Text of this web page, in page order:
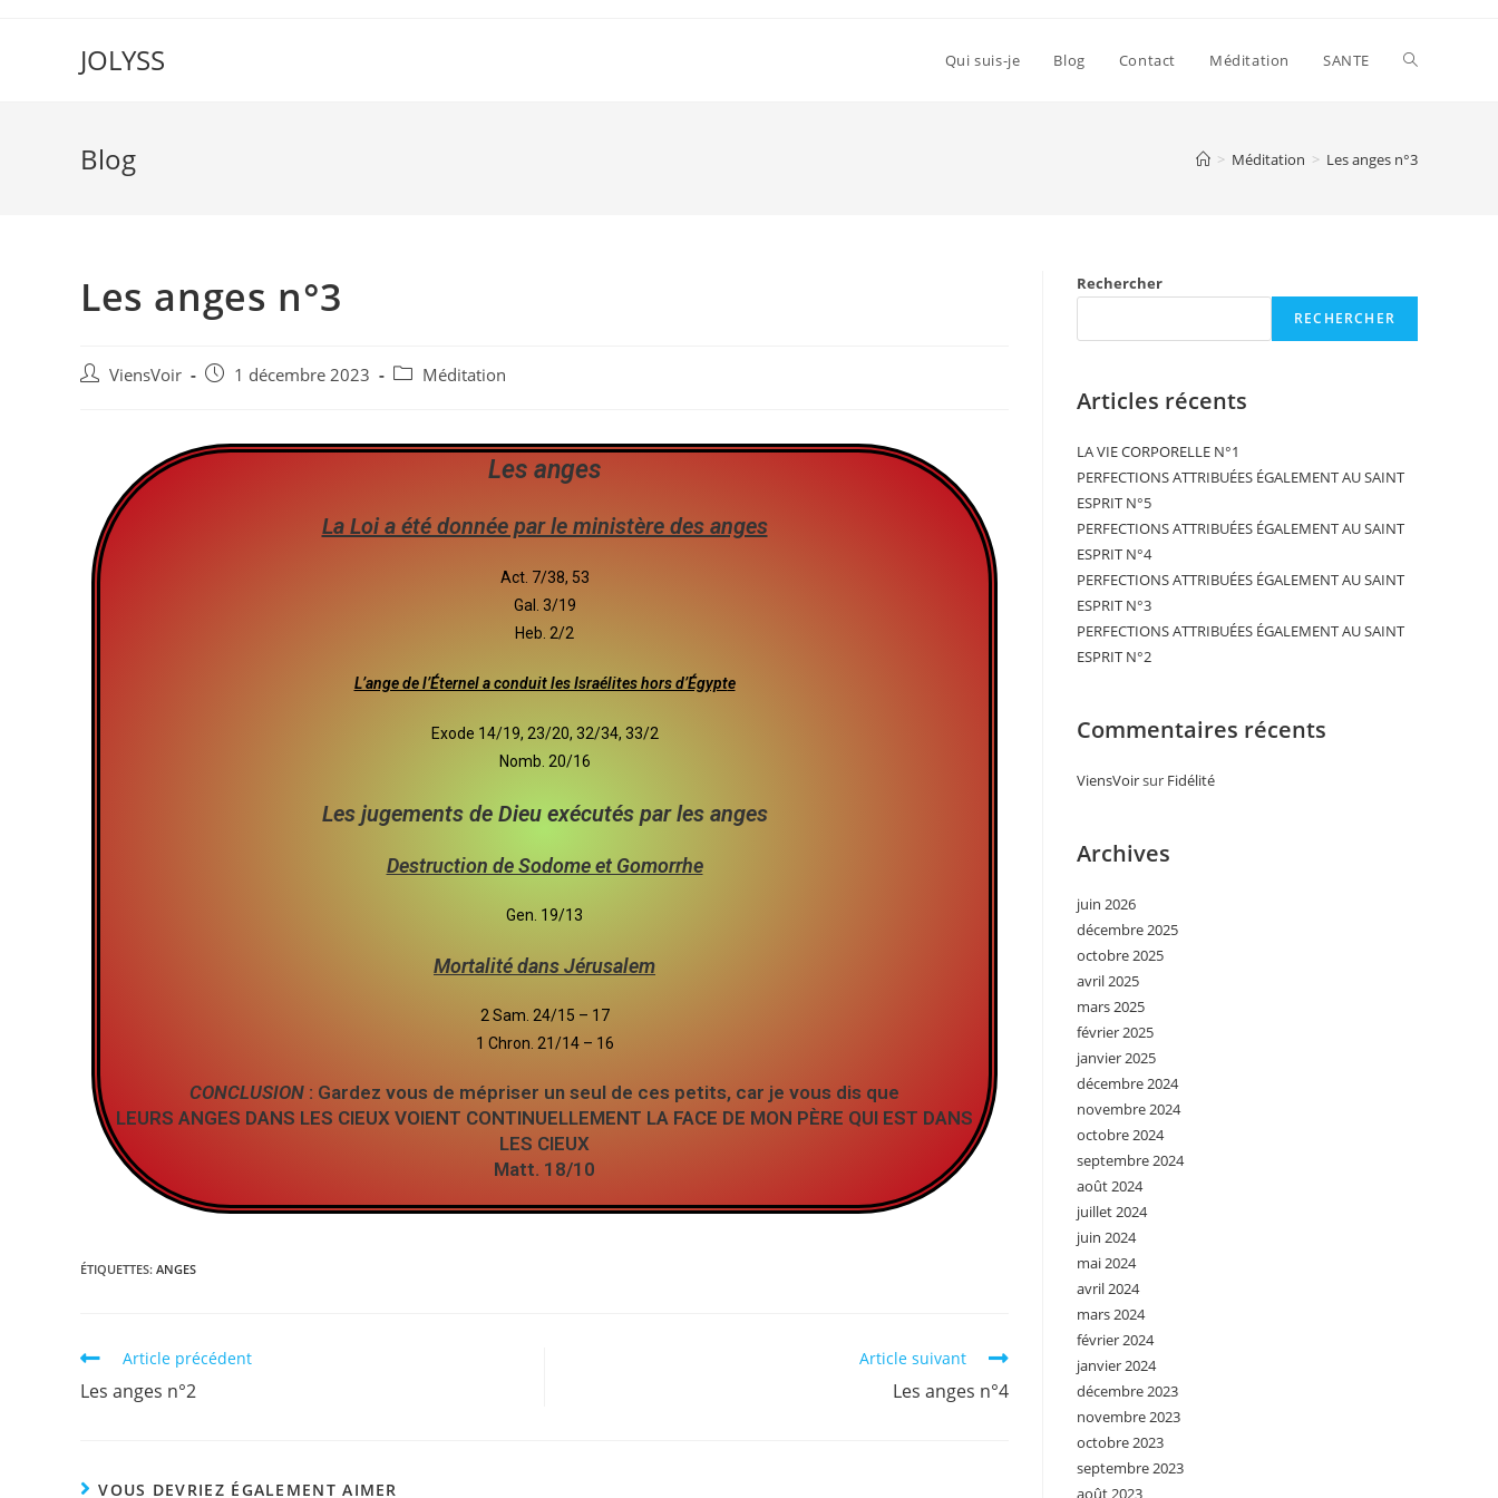
JOLYSS Qui suis-je Blog Contact Méditation SANTE
Blog > Méditation > Les anges n°3
Les anges n°3
ViensVoir 1 décembre 2023 Méditation
Les anges
La Loi a été donnée par le ministère des anges
Act. 7/38, 53
Gal. 3/19
Heb. 2/2
L’ange de l’Éternel a conduit les Israélites hors d’Égypte
Exode 14/19, 23/20, 32/34, 33/2
Nomb. 20/16
Les jugements de Dieu exécutés par les anges
Destruction de Sodome et Gomorrhe
Gen. 19/13
Mortalité dans Jérusalem
2 Sam. 24/15 – 17
1 Chron. 21/14 – 16
CONCLUSION : Gardez vous de mépriser un seul de ces petits, car je vous dis que
LEURS ANGES DANS LES CIEUX VOIENT CONTINUELLEMENT LA FACE DE MON PÈRE QUI EST DANS
LES CIEUX
Matt. 18/10
ÉTIQUETTES: ANGES
Article précédent
Les anges n°2
Article suivant
Les anges n°4
VOUS DEVRIEZ ÉGALEMENT AIMER
Rechercher
RECHERCHER
Articles récents
LA VIE CORPORELLE N°1
PERFECTIONS ATTRIBUÉES ÉGALEMENT AU SAINT
ESPRIT N°5
PERFECTIONS ATTRIBUÉES ÉGALEMENT AU SAINT
ESPRIT N°4
PERFECTIONS ATTRIBUÉES ÉGALEMENT AU SAINT
ESPRIT N°3
PERFECTIONS ATTRIBUÉES ÉGALEMENT AU SAINT
ESPRIT N°2
Commentaires récents
ViensVoirsur Fidélité
Archives
juin 2026
décembre 2025
octobre 2025
avril 2025
mars 2025
février 2025
janvier 2025
décembre 2024
novembre 2024
octobre 2024
septembre 2024
août 2024
juillet 2024
juin 2024
mai 2024
avril 2024
mars 2024
février 2024
janvier 2024
décembre 2023
novembre 2023
octobre 2023
septembre 2023
août 2023